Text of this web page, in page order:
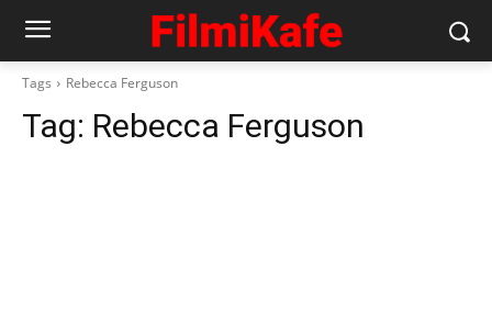
Tags Rebecca Ferguson
Tag: Rebecca Ferguson